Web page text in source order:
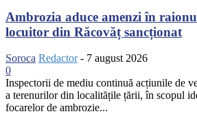
Ambrozia aduce amenzi în
locuitor din Răcovăț sancționat
Soroca Redactor - 7 august 2026
0
Inspectorii de mediu continuă acțiunile de
a terenurilor din localitățile țării, în scopul
focarelor de ambrozie...